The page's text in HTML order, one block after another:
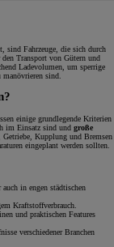
sind Fahrzeuge, die sich durch
Transport von Gütern und
Ladevolumen, um sperrige
sind.
einige grundlegende Kriterien
im Einsatz sind und große
Getriebe, Kupplung und Bremsen
eingeplant werden sollten.
in engen städtischen
Kraftstoffverbrauch.
und praktischen Features
verschiedener Branchen